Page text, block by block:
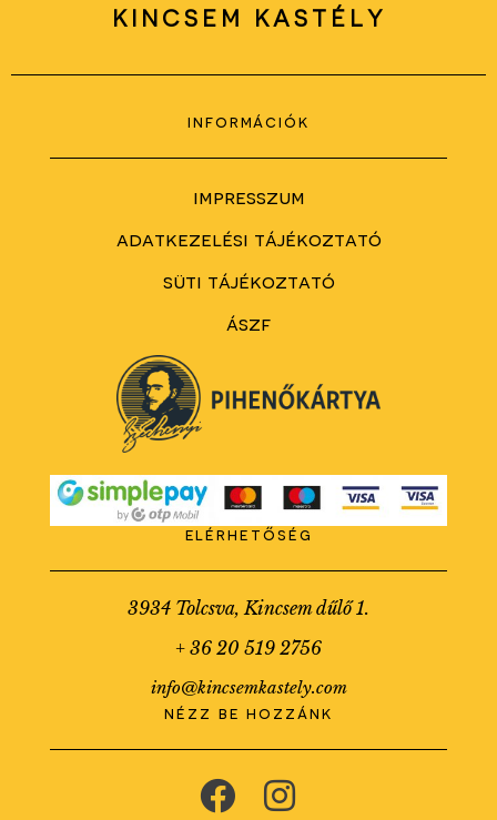
KINCSEM KASTÉLY
információk
impresszum
adatkezelési tájékoztató
süti tájékoztató
ászf
elérhetőség
3934 Tolcsva, Kincsem dűlő 1.
+ 36 20 519 2756
info@kincsemkastely.com
nézz be hozzánk